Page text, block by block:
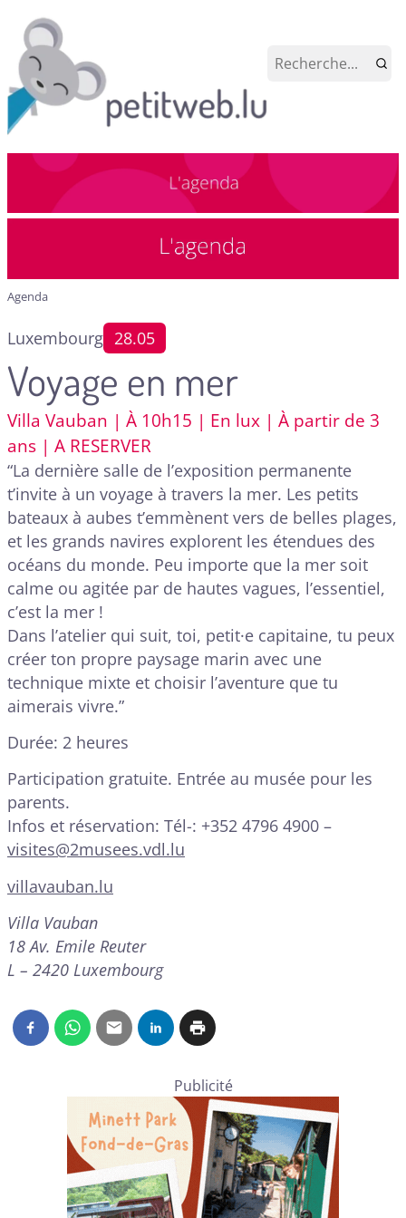
Agenda
Luxembourg 28.05
Voyage en mer
Villa Vauban | À 10h15 | En lux | À partir de 3
ans | A RESERVER
“La dernière salle de l’exposition permanente
t’invite à un voyage à travers la mer. Les petits
bateaux à aubes t’emmènent vers de belles plages,
et les grands navires explorent les étendues des
océans du monde. Peu importe que la mer soit
calme ou agitée par de hautes vagues, l’essentiel,
c’est la mer !
Dans l’atelier qui suit, toi, petit·e capitaine, tu peux
créer ton propre paysage marin avec une
technique mixte et choisir l’aventure que tu
aimerais vivre.”
Durée: 2 heures
Participation gratuite. Entrée au musée pour les
parents.
Infos et réservation: Tél-: +352 4796 4900 –
visites@2musees.vdl.lu
villavauban.lu
Villa Vauban
18 Av. Emile Reuter
L – 2420 Luxembourg
Publicité